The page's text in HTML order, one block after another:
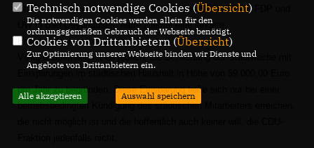
Städte nicht so unsensibel platt machen wie SPD, Grüne, FDP und
UW in Bad Oeynhausen, hätte allemal eine längere
Erprobungsphase verdient.
Völlig unaufrichtig ist es jedoch, die Schließung der Stadtwache mit
pro Jahr zu begründen. Diese Einsparung ließe sich nur bei einer
betriebsbedingten Kündigung des städtischen Mitarbeiters erreichen,
Technisch notwendige Cookies (Übersicht)
Die notwendigen Cookies werden allein für den
ordnungsgemäßen Gebrauch der Webseite benötigt.
Cookies von Drittanbietern (Übersicht)
Zur Optimierung unserer Webseite binden wir Dienste und
Angebote von Drittanbietern ein.
Alle akzeptieren Auswahl speichern